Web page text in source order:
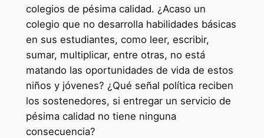
colegios de pésima calidad. ¿Acaso un
colegio que no desarrolla habilidades básicas
en sus estudiantes, como leer, escribir,
sumar, multiplicar, entre otras, no está
matando las oportunidades de vida de estos
niños y jóvenes? ¿Qué señal política reciben
los sostenedores, si entregar un servicio de
pésima calidad no tiene ninguna
consecuencia?